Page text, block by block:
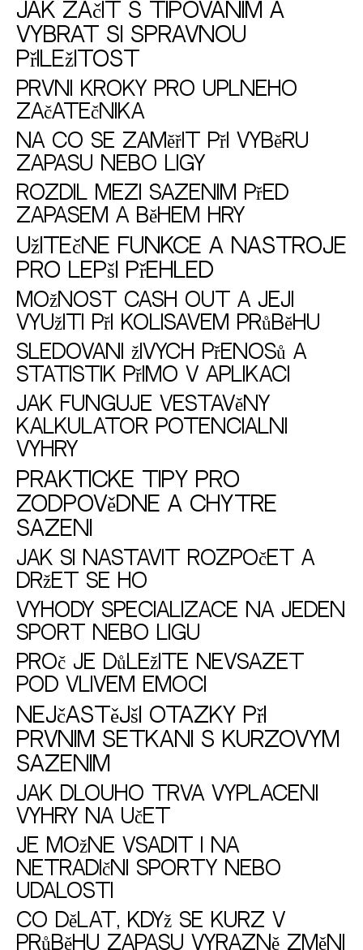
Jak začít s tipováním a
vybrat si správnou
příležitost
První kroky pro úplného
začátečníka
Na co se zaměřit při výběru
zápasu nebo ligy
Rozdíl mezi sázením před
zápasem a během hry
Užitečné funkce a nástroje
pro lepší přehled
Možnost cash out a její
využití při kolísavém průběhu
Sledování živých přenosů a
statistik přímo v aplikaci
Jak funguje vestavěný
kalkulátor potenciální
výhry
Praktické tipy pro
zodpovědné a chytré
sázení
Jak si nastavit rozpočet a
držet se ho
Výhody specializace na jeden
sport nebo ligu
Proč je důležité nevsázet
pod vlivem emocí
Nejčastější otázky při
prvním setkání s kurzovým
sázením
Jak dlouho trvá vyplacení
výhry na účet
Je možné vsadit i na
netradiční sporty nebo
události
Co dělat, když se kurz v
průběhu zápasu výrazně změní